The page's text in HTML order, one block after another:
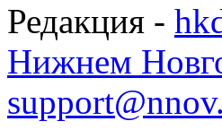
Редакция -
Нижнем